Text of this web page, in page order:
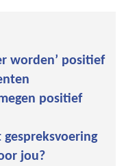
worden’ positief
positief
gespreksvoering
jou?